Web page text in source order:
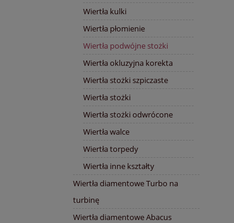
Wiertła kulki
Wiertła płomienie
Wiertła podwójne stożki
Wiertła okluzyjna korekta
Wiertła stożki szpiczaste
Wiertła stożki
Wiertła stożki odwrócone
Wiertła walce
Wiertła torpedy
Wiertła inne kształty
Wiertła diamentowe Turbo na
turbinę
Wiertła diamentowe Abacus